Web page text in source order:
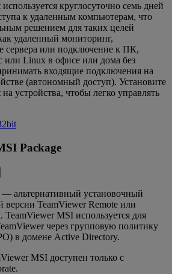
круглосуточно семь дней
к удаленным компьютерам, что
решением для таких целей
удаленный мониторинг,
сервера или подключение к ПК,
или Linux в офисе или дома без
входящие подключения на
(автономный доступ). Установите
устройства, чтобы легко управлять
Package
альтернативный установочный
версии TeamViewer Remote или
TeamViewer MSI используется для
через групповую политику
в домене Active Directory.
MSI доступен только с